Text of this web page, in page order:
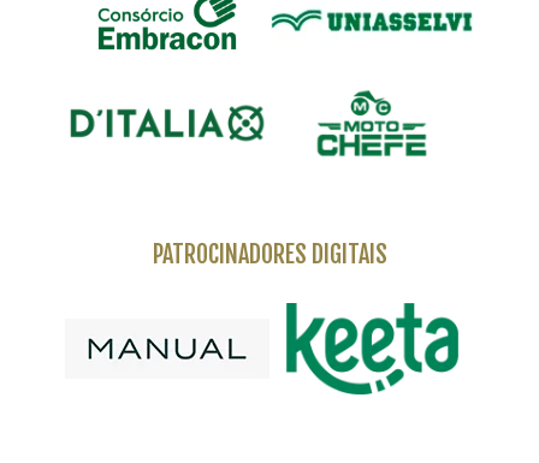
PATROCINADORES DIGITAIS